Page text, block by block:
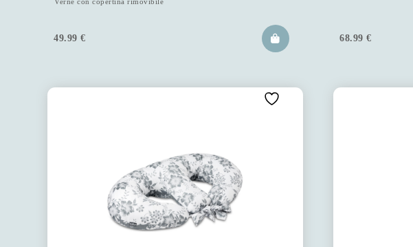
49.99 € 68.99 €